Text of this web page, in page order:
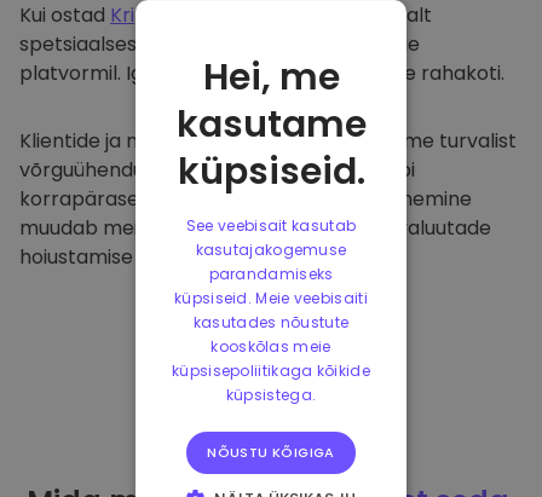
Kui ostad Kriptomat
, kanname selle sujuvalt
spetsiaalsesse ja turvalisse rahakotti meie
platvormil. Iga kasutaja saab individuaalse rahakoti.
Klientide ja nende raha kaitsmiseks pakume turvalist
võrguühenduseta hoiustamist ja viime läbi
korrapäraseid turvaauditeid. Selline lähenemine
muudab meie platvormi ja teiste krüptovaluutade
hoiustamise tõeliseks taevaks.
Hei, me
kasutame
küpsiseid.
See veebisait kasutab
kasutajakogemuse
parandamiseks
küpsiseid. Meie veebisaiti
kasutades nõustute
kooskõlas meie
küpsisepoliitikaga kõikide
küpsistega.
NÕUSTU KÕIGIGA